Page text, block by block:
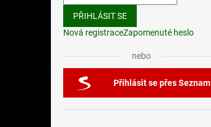
PŘIHLÁSIT SE
Nová registraceZapomenuté heslo
nebo
Přihlásit se přes Seznam